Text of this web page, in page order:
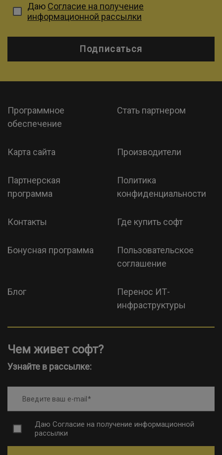
Даю Согласие на получение
информационной рассылки
Подписаться
Программное
обеспечение
Стать партнером
Карта сайта Производители
Партнерская
программа
Политика
конфиденциальности
Контакты Где купить софт
Бонусная программа
Пользовательское
соглашение
Блог
Перенос ИТ-
инфраструктуры
Чем живет софт?
Узнайте в рассылке:
Введите ваш e-mail
Даю Согласие на получение информационной
рассылки